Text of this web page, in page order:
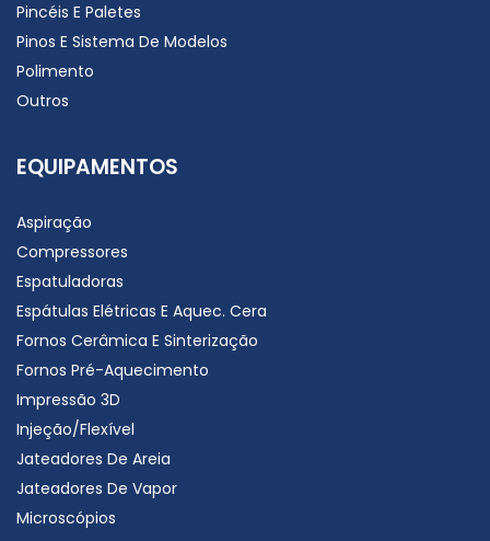
Pincéis E Paletes
Pinos E Sistema De Modelos
Polimento
Outros
EQUIPAMENTOS
Aspiração
Compressores
Espatuladoras
Espátulas Elétricas E Aquec. Cera
Fornos Cerâmica E Sinterização
Fornos Pré-Aquecimento
Impressão 3D
Injeção/Flexível
Jateadores De Areia
Jateadores De Vapor
Microscópios